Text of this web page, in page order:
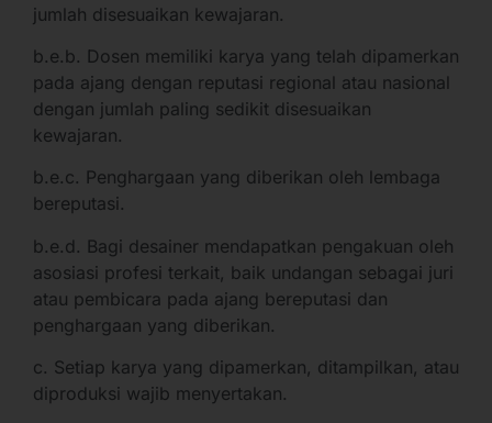
jumlah disesuaikan kewajaran.
b.e.b. Dosen memiliki karya yang telah dipamerkan
pada ajang dengan reputasi regional atau nasional
dengan jumlah paling sedikit disesuaikan
kewajaran.
b.e.c. Penghargaan yang diberikan oleh lembaga
bereputasi.
b.e.d. Bagi desainer mendapatkan pengakuan oleh
asosiasi profesi terkait, baik undangan sebagai juri
atau pembicara pada ajang bereputasi dan
penghargaan yang diberikan.
c. Setiap karya yang dipamerkan, ditampilkan, atau
diproduksi wajib menyertakan.